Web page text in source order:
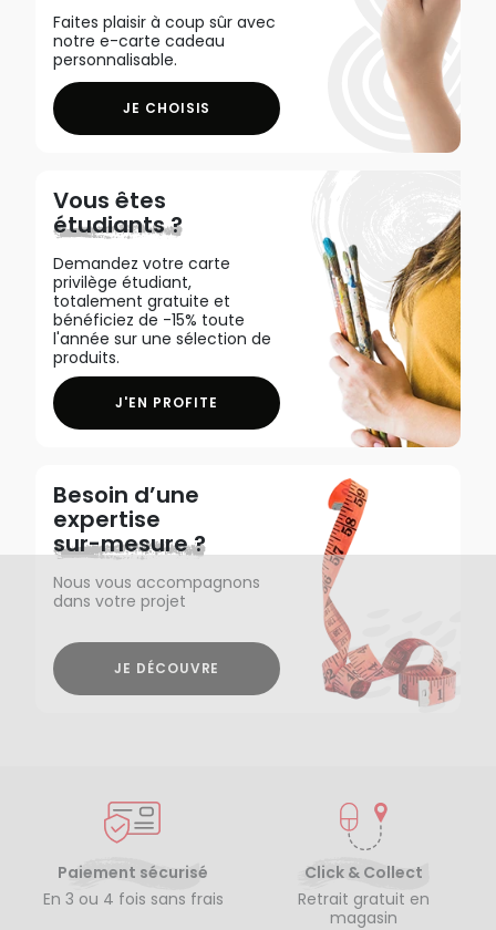
Faites plaisir à coup sûr avec
notre e-carte cadeau
personnalisable.
JE CHOISIS
Vous êtes
étudiants ?
Demandez votre carte
privilège étudiant,
totalement gratuite et
bénéficiez de -15% toute
l'année sur une sélection de
produits.
J'EN PROFITE
Besoin d’une
expertise
sur-mesure ?
Nous vous accompagnons
dans votre projet
JE DÉCOUVRE
Paiement sécurisé
En 3 ou 4 fois sans frais
Click & Collect
Retrait gratuit en
magasin